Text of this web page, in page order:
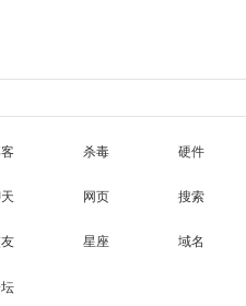
杀毒 硬件
网页 搜索
星座 域名